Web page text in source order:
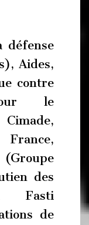
défense
Aides,
contre
le
des
Fasti
de